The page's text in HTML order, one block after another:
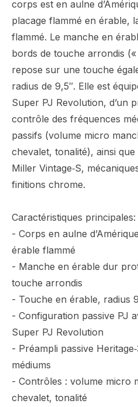
corps est en aulne
placage flammé en érable,
flammé. Le manche en
bords de touche arrondis
repose sur une touche
radius de 9,5″. Elle est
Super PJ Revolution, d’un
contrôle des fréquences
passifs (volume micro
chevalet, tonalité), ainsi
Miller Vintage‑S,
finitions chrome.
Caractéristiques principales:
- Corps en aulne
érable flammé
- Manche en érable dur
touche arrondis
- Touche en érable, radius
- Configuration passive PJ
Super PJ Revolution
- Préampli passive
médiums
- Contrôles : volume micro
chevalet, tonalité